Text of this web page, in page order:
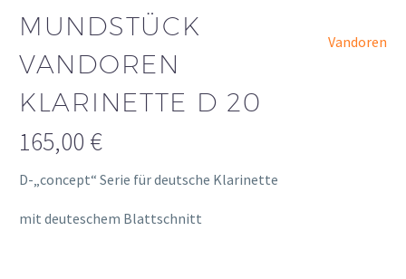
MUNDSTÜCK
VANDOREN
KLARINETTE D 20
Vandoren
165,00 €
D-„concept“ Serie für deutsche Klarinette
mit deuteschem Blattschnitt